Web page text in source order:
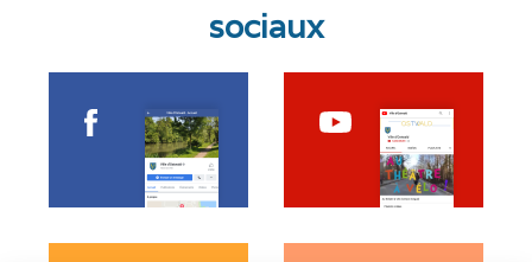
sociaux